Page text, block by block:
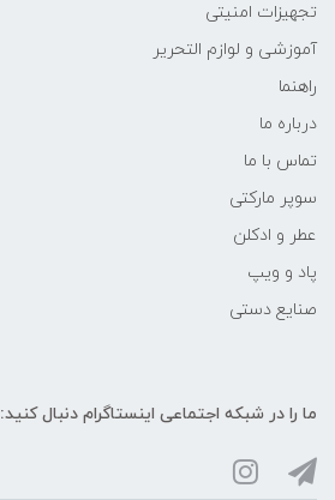
تجهیزات امنیتی
آموزشی و لوازم التحریر
راهنما
درباره ما
تماس با ما
سوپر مارکتی
عطر و ادکلن
پاد و ویپ
صنایع دستی
ما را در شبکه‌ اجتماعی اینستاگرام دنبال کنید: